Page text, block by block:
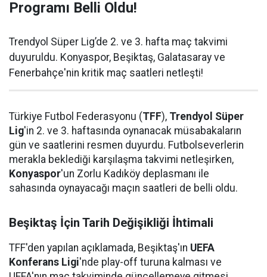
Programı Belli Oldu!
Trendyol Süper Lig’de 2. ve 3. hafta maç takvimi
duyuruldu. Konyaspor, Beşiktaş, Galatasaray ve
Fenerbahçe'nin kritik maç saatleri netleşti!
Türkiye Futbol Federasyonu (TFF), Trendyol Süper
Lig'in 2. ve 3. haftasında oynanacak müsabakaların
gün ve saatlerini resmen duyurdu. Futbolseverlerin
merakla beklediği karşılaşma takvimi netleşirken,
Konyaspor'un Zorlu Kadıköy deplasmanı ile
sahasında oynayacağı maçın saatleri de belli oldu.
Beşiktaş İçin Tarih Değişikliği İhtimali
TFF'den yapılan açıklamada, Beşiktaş'ın UEFA
Konferans Ligi'nde play-off turuna kalması ve